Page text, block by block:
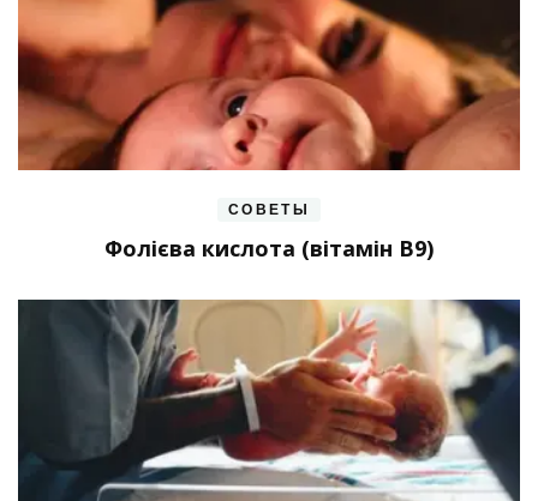
СОВЕТЫ
Фолієва кислота (вітамін В9)